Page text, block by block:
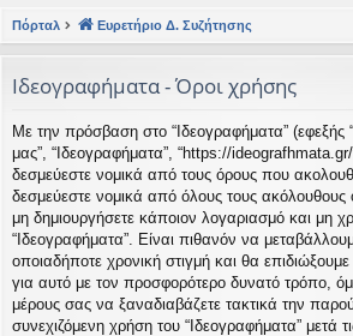
γο
ς
συ
νδ
έσ
εις
Συ
τή
σε
ις
Πόρταλ Ευρετήριο Δ. Συζήτησης
Ιδεογραφήματα - Όροι χρήσης
Με την πρόσβαση στο “Ιδεογραφήματα” (εφεξής
μας”, “Ιδεογραφήματα”, “https://ideografhmata.gr/
δεσμεύεστε νομικά από τους όρους που
δεσμεύεστε νομικά από όλους τους
μη δημιουργήσετε κάποιον λογαριασμό και μη
“Ιδεογραφήματα”. Είναι πιθανόν να
οποιαδήποτε χρονική στιγμή και θα
για αυτό με τον προσφορότερο δυνατό τρόπο,
μέρους σας να ξαναδιαβάζετε τακτικά την
συνεχιζόμενη χρήση του “Ιδεογραφήματα” μετά